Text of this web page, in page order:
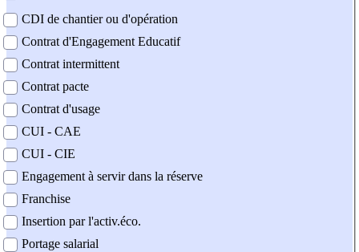
CDI de chantier ou d'opération
Contrat d'Engagement Educatif
Contrat intermittent
Contrat pacte
Contrat d'usage
CUI - CAE
CUI - CIE
Engagement à servir dans la réserve
Franchise
Insertion par l'activ.éco.
Portage salarial